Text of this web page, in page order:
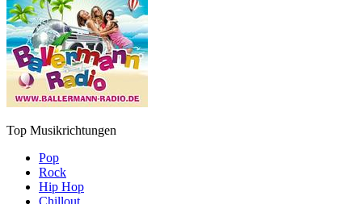
Top Musikrichtungen
Pop
Rock
Hip Hop